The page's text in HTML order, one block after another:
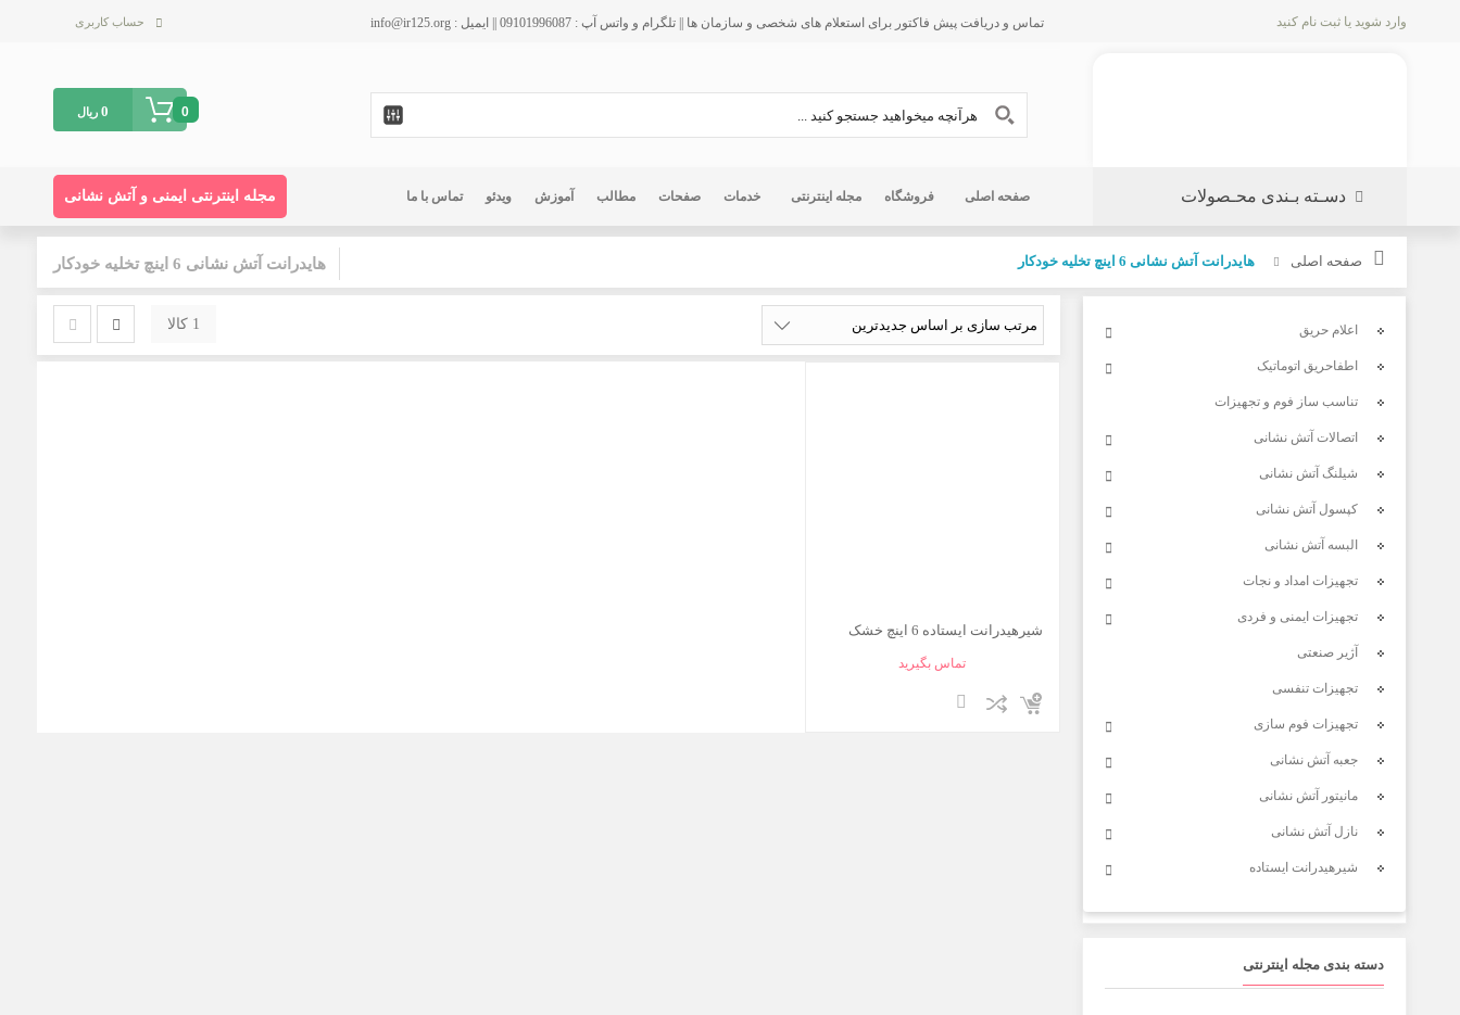
وارد شوید یا ثبت نام کنید تماس و دریافت پیش فاکتور برای استعلام های شخصی و سازمان ها || تلگرام و واتس آپ : 09101996087 || ایمیل : info@ir125.org حساب کاربری
0 ریال 0
دسـته بـندی محـصولات صفحه اصلی فروشگاه مجله اینترنتی خدمات صفحات مطالب آموزش ویدئو تماس با ما مجله اینترنتی ایمنی و آتش نشانی
هایدرانت آتش نشانی 6 اینچ تخلیه خودکار صفحه اصلی هایدرانت آتش نشانی 6 اینچ تخلیه خودکار
اعلام حریق
اطفاحریق اتوماتیک
تناسب ساز فوم و تجهیزات
اتصالات آتش نشانی
شیلنگ آتش نشانی
کپسول آتش نشانی
البسه آتش نشانی
تجهیزات امداد و نجات
تجهیزات ایمنی و فردی
آژیر صنعتی
تجهیزات تنفسی
تجهیزات فوم سازی
جعبه آتش نشانی
مانیتور آتش نشانی
نازل آتش نشانی
شیرهیدرانت ایستاده
دسته بندی مجله اینترنتی
1 کالا
شیرهیدرانت ایستاده 6 اینچ خشک
تماس بگیرید